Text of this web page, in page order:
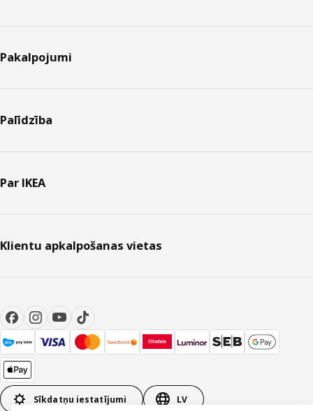
Pakalpojumi
Palīdzība
Par IKEA
Klientu apkalpošanas vietas
Sīkdatņu iestatījumi LV